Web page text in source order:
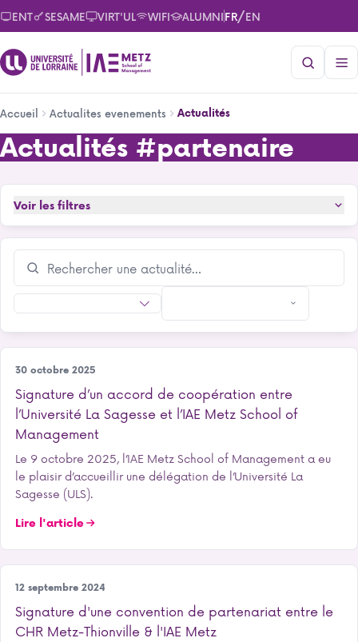
Aller
au
contenu
principal
ENT SESAME VIRT'UL WIFI ALUMNIFR/EN
d'Ariane
Accueil Actualites evenements Actualités
Actualités
Actualités#partenaire
Voir les filtres
International
30 octobre 2025
Signature d’un accord de coopération entre
l’Université La Sagesse et l’IAE Metz School of
Management
Le 9 octobre 2025, l’IAE Metz School of Management a eu
le plaisir d’accueillir une délégation de l’Université La
Sagesse (ULS).
Lire l'article
Notre école
12 septembre 2024
Signature d'une convention de partenariat entre le
CHR Metz-Thionville & l'IAE Metz